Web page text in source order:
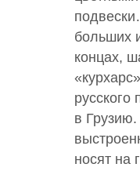
больших
концах,
русского
в
носят на